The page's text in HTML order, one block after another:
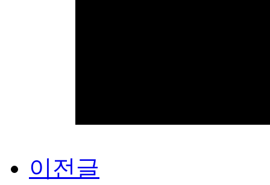
이전글